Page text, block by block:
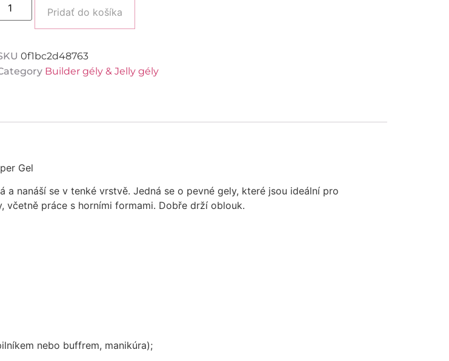
Pridať do košíka
0f1bc2d48763
Builder gély & Jelly gély
Gel
nanáší se v tenké vrstvě. Jedná se o pevné gely, které jsou ideální pro
včetně práce s horními formami. Dobře drží oblouk.
nebo buffrem, manikúra);